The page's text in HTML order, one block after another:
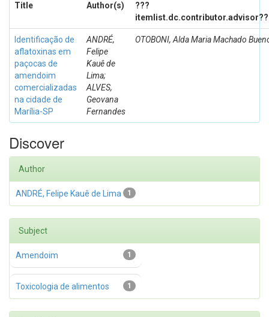
Title Author(s)
???
Identificação de
aflatoxinas em
paçocas de
amendoim
comercializadas
na cidade de
Marília-SP
ANDRÉ,
Felipe
Kauê de
Lima;
ALVES,
Geovana
Fernandes
OTOBONI, Alda Maria Machado
Discover
Author
1
ANDRÉ, Felipe Kauê de Lima
Subject
1
Amendoim
1
Toxicologia de alimentos